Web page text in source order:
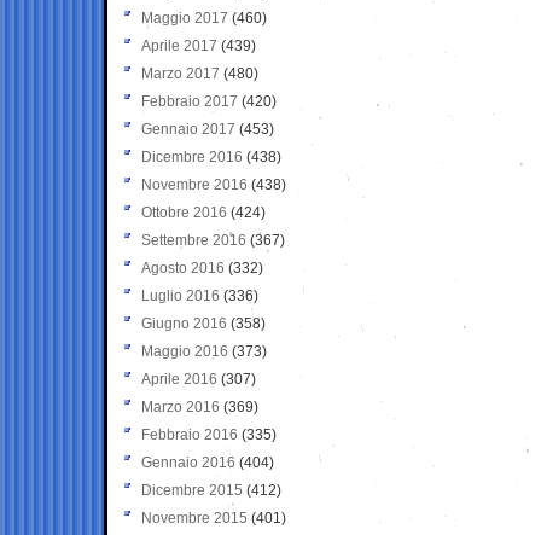
Maggio 2017 (460)
Aprile 2017 (439)
Marzo 2017 (480)
Febbraio 2017 (420)
Gennaio 2017 (453)
Dicembre 2016 (438)
Novembre 2016 (438)
Ottobre 2016 (424)
Settembre 2016 (367)
Agosto 2016 (332)
Luglio 2016 (336)
Giugno 2016 (358)
Maggio 2016 (373)
Aprile 2016 (307)
Marzo 2016 (369)
Febbraio 2016 (335)
Gennaio 2016 (404)
Dicembre 2015 (412)
Novembre 2015 (401)